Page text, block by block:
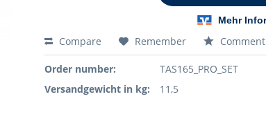
Compare Remember Comment
Order number:
TAS165_PRO_SET
Versandgewicht in kg:
11,5